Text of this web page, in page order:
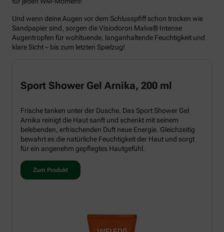
Und wenn deine Augen vor dem Schlusspfiff schon trocken wie
Sandpapier sind, sorgen die Visiodoron Malva® Intense
Augentropfen für wohltuende, langanhaltende Feuchtigkeit und
klare Sicht – bis zum letzten Spielzug!
Sport Shower Gel Arnika, 200 ml
Frische tanken unter der Dusche. Das Sport Shower Gel
Arnika reinigt die Haut sanft und schenkt mit seinem
belebenden, erfrischenden Duft neue Energie. Gleichzeitig
bewahrt es die natürliche Feuchtigkeit der Haut und sorgt
für ein angenehm gepflegtes Hautgefühl.
Zum Produkt